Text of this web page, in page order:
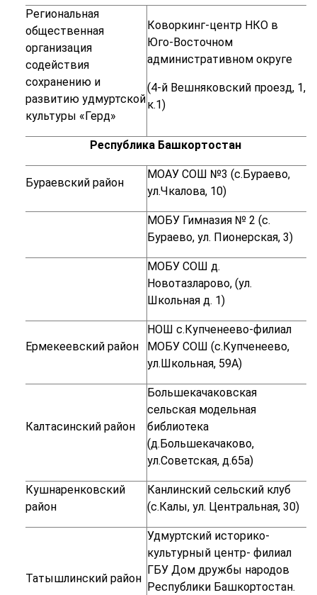
Региональная
общественная
организация
содействия
сохранению и
развитию удмуртской
культуры «Герд»
Коворкинг-центр НКО в
Юго-Восточном
административном округе
(4-й Вешняковский проезд, 1,
к.1)
Республика Башкортостан
Бураевский район
МОАУ СОШ №3 (с.Бураево,
ул.Чкалова, 10)
МОБУ Гимназия № 2 (с.
Бураево, ул. Пионерская, 3)
МОБУ СОШ д.
Новотазларово, (ул.
Школьная д. 1)
Ермекеевский район
НОШ с.Купченеево-филиал
МОБУ СОШ (с.Купченеево,
ул.Школьная, 59А)
Калтасинский район
Большекачаковская
сельская модельная
библиотека
(д.Большекачаково,
ул.Советская, д.65а)
Кушнаренковский
район
Канлинский сельский клуб
(с.Калы, ул. Центральная, 30)
Татышлинский район
Удмуртский историко-
культурный центр- филиал
ГБУ Дом дружбы народов
Республики Башкортостан.